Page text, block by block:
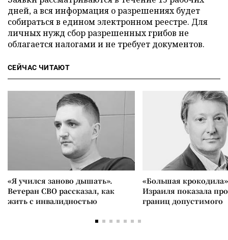
дней, а вся информация о разрешениях будет
собираться в едином электронном реестре. Для
личных нужд сбор разрешенных грибов не
облагается налогами и не требует документов.
СЕЙЧАС ЧИТАЮТ
«Я учился заново дышать».
Ветеран СВО рассказал, как
жить с инвалидностью
«Большая
Израиля показала
границ допустимого